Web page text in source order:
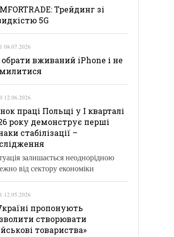
Трейдинг зі
5G
08.07.2026
вживаний iPhone і не
12.06.2026
праці Польщі у І кварталі
року демонструє перші
стабілізації –
залишається неоднорідною
від сектору економіки
12.05.2026
пропонують
створювати
товариства»